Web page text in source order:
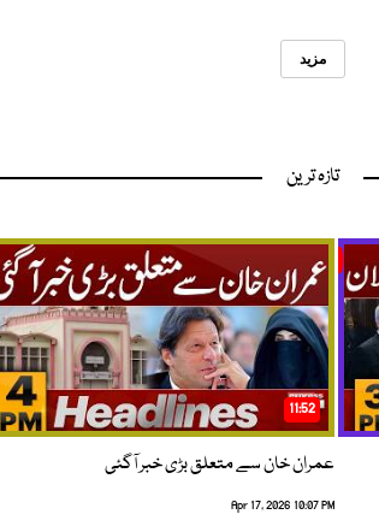
مزید
تازہ ترین
11:52
عمران خان سے متعلق بڑی خبر آگئی
Apr 17, 2026 10:07 PM